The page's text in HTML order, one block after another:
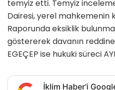
temyiz etti. Temyiz
Dairesi, yerel mahkemenin
Raporunda eksiklik
göstererek davanın
EGEÇEP ise hukuki süreci
İklim Haber'i